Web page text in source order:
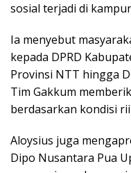
sosial terjadi di
Ia menyebut
kepada DPRD
Provinsi NTT hingga
Tim Gakkum
berdasarkan kondisi
Aloysius juga
Dipo Nusantara Pua